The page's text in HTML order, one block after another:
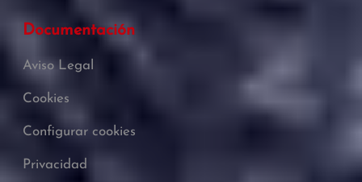
Documentación
Aviso Legal
Cookies
Configurar cookies
Privacidad